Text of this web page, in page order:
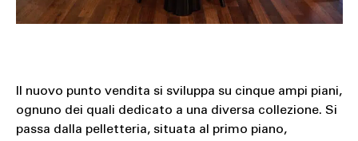
Il nuovo punto vendita si sviluppa su cinque ampi piani,
ognuno dei quali dedicato a una diversa collezione. Si
passa dalla pelletteria, situata al primo piano,